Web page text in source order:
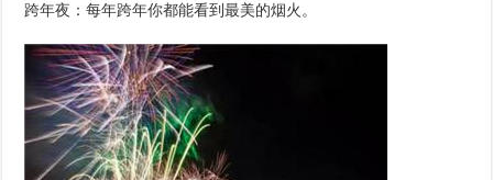
跨年夜：每年跨年你都能看到最美的烟火。